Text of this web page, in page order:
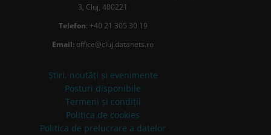
3, Cluj, 400221
Telefon: +40 21 305 30 19
Email: office@cluj.datanets.ro
Știri, noutăți și evenimente
Posturi disponibile
Termeni și condiții
Politica de cookies
Politica de prelucrare a datelor